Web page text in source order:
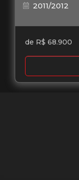
2011/2012
de R$ 68.900